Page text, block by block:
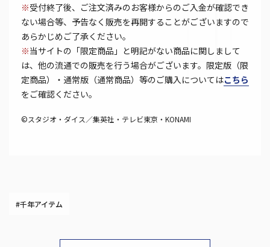
※受付終了後、ご注文済みのお客様からのご入金が確認でき
ない場合等、予告なく販売を再開することがございますので
あらかじめご了承ください。
※当サイトの「限定商品」と明記がない商品に関しまして
は、他の流通での販売を行う場合がございます。限定版（限
定商品）・通常版（通常商品）等のご購入についてはこちら
をご確認ください。
©スタジオ・ダイス／集英社・テレビ東京・KONAMI
#千年アイテム